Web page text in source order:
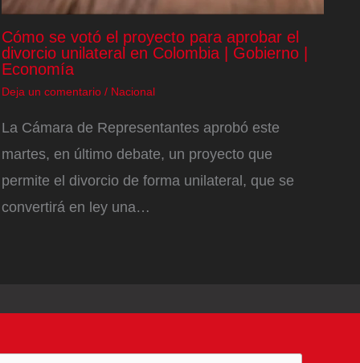
Cómo se votó el proyecto para aprobar el
divorcio unilateral en Colombia | Gobierno |
Economía
Deja un comentario / Nacional
La Cámara de Representantes aprobó este
martes, en último debate, un proyecto que
permite el divorcio de forma unilateral, que se
convertirá en ley una…